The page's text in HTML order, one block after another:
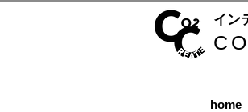
イン
home